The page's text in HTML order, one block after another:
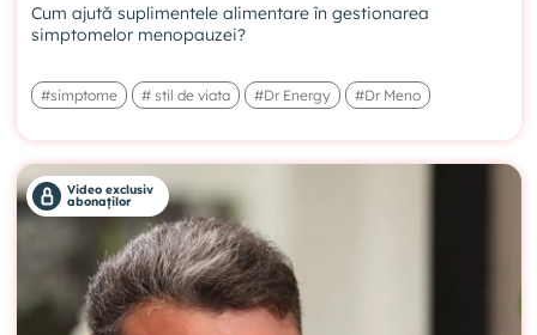
Cum ajută suplimentele alimentare în gestionarea
simptomelor menopauzei?
#simptome # stil de viata #Dr Energy #Dr Meno
Video exclusiv
abonaților